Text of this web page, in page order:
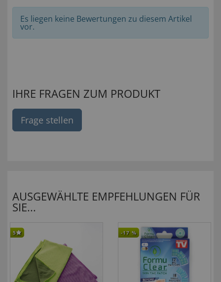
Es liegen keine Bewertungen zu diesem Artikel
vor.
IHRE FRAGEN ZUM PRODUKT
Frage stellen
AUSGEWÄHLTE EMPFEHLUNGEN FÜR
SIE...
5 -17 %